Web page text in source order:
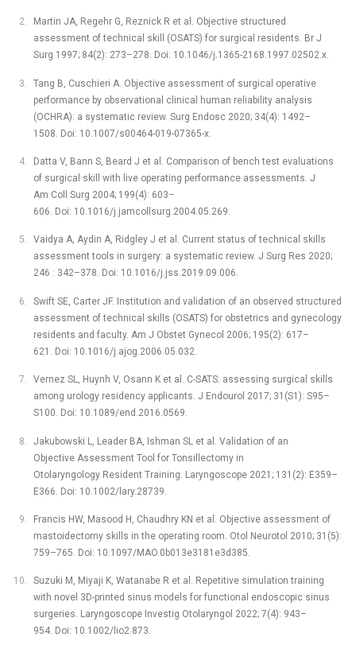
Martin JA, Regehr G, Reznick R et al. Objective structured
assessment of technical skill (OSATS) for surgical residents. Br J
Surg 1997; 84(2): 273–278. Doi: 10.1046/j.1365-2168.1997.02502.x.
Tang B, Cuschieri A. Objective assessment of surgical operative
performance by observational clinical human reliability analysis
(OCHRA): a systematic review. Surg Endosc 2020; 34(4): 1492–
1508. Doi: 10.1007/s00464-019-07365-x.
Datta V, Bann S, Beard J et al. Comparison of bench test evaluations
of surgical skill with live operating performance assessments. J
Am Coll Surg 2004; 199(4): 603–
606. Doi: 10.1016/j.jamcollsurg.2004.05.269.
Vaidya A, Aydin A, Ridgley J et al. Current status of technical skills
assessment tools in surgery: a systematic review. J Surg Res 2020;
246 : 342–378. Doi: 10.1016/j.jss.2019.09.006.
Swift SE, Carter JF. Institution and validation of an observed structured
assessment of technical skills (OSATS) for obstetrics and gynecology
residents and faculty. Am J Obstet Gynecol 2006; 195(2): 617–
621. Doi: 10.1016/j.ajog.2006.05.032.
Vernez SL, Huynh V, Osann K et al. C-SATS: assessing surgical skills
among urology residency applicants. J Endourol 2017; 31(S1): S95–
S100. Doi: 10.1089/end.2016.0569.
Jakubowski L, Leader BA, Ishman SL et al. Validation of an
Objective Assessment Tool for Tonsillectomy in
Otolaryngology Resident Training. Laryngoscope 2021; 131(2): E359–
E366. Doi: 10.1002/lary.28739.
Francis HW, Masood H, Chaudhry KN et al. Objective assessment of
mastoidectomy skills in the operating room. Otol Neurotol 2010; 31(5):
759–765. Doi: 10.1097/MAO.0b013e3181e3d385.
Suzuki M, Miyaji K, Watanabe R et al. Repetitive simulation training
with novel 3D-printed sinus models for functional endoscopic sinus
surgeries. Laryngoscope Investig Otolaryngol 2022; 7(4): 943–
954. Doi: 10.1002/lio2.873.